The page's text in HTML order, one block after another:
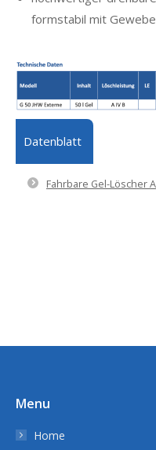
formstabil mit
Datenblatt
Fahrbare Gel-Löscher
Menu
Home